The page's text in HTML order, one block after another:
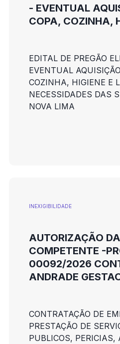
- EVENTUAL
COPA, COZINHA,
EDITAL DE PREGÃO
EVENTUAL
COZINHA, HIGIENE E
NECESSIDADES DAS
NOVA LIMA
INEXIGIBILIDADE
AUTORIZAÇÃO
COMPETENTE -
00092/2026
ANDRADE
CONTRATAÇÃO DE
PRESTAÇÃO DE
PUBLICOS,